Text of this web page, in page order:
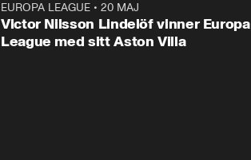
EUROPA LEAGUE • 20 MAJ
Victor Nilsson Lindelöf vinner Europa
League med sitt Aston Villa